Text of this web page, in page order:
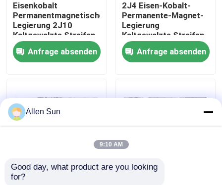
Werksbesichtigung
Qualitätskontrolle
Neuigkeiten
Bitte um ein Angebot
Eisenkobalt
Permanentmagnetische
Legierung 2J10
Kaltgewalzte Streifen
und geschmiedete
runde Stange
Durchmesser 5-200
Anfrage absenden
2J4 Eisen-Kobalt-
Permanente-Magnet-
Legierung
Kaltgewalzte Streifen
für Magnetbremsen
Herkunft China
Anfrage absenden
Eisenkobalt
Allen Sun
9:10 AM
Good day, what product are you looking
for?